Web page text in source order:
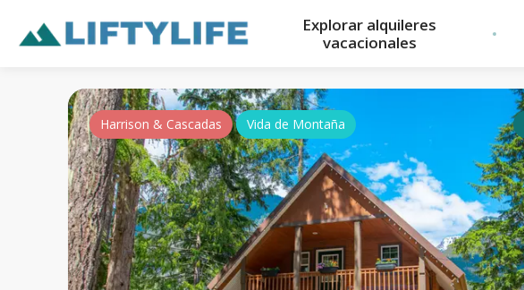
Explorar alquileres
vacacionales
Harrison & Cascadas Vida de Montaña